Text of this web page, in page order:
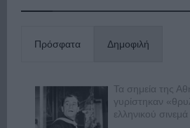
Πρόσφατα Δημοφιλή
Τα σημεία της
γυρίστηκαν
ελληνικού σινεμά